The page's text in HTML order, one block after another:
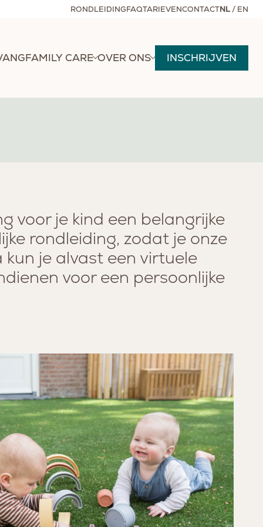
RONDLEIDINGFAQTARIEVENCONTACTNL / EN
FAMILY CARE OVER ONS INSCHRIJVEN
voor je kind een belangrijke
rondleiding, zodat je onze
je alvast een virtuele
voor een persoonlijke